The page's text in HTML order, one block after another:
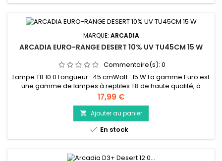
MARQUE: ARCADIA
ARCADIA EURO-RANGE DESERT 10% UV TU45CM 15 W
Commentaire(s): 0
Lampe T8 10.0 Longueur : 45 cmWatt : 15 W La gamme Euro est
une gamme de lampes à reptiles T8 de haute qualité, à
longue durée de vie et à haut rendement qui représente un
parfait rapport qualité prix. Fabriqué en Allemagne selon les
normes les plus strictes pour une longue durée de vie et un
éclairage auquel vous pouvez faire confiance.
Caractéristiques...
Prix
17,99 €
 Ajouter au panier
 En stock